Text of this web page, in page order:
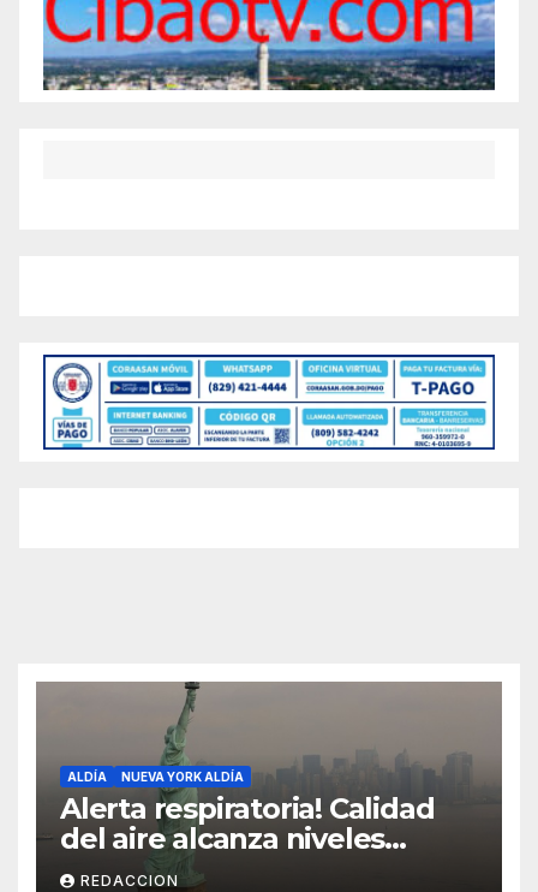
ALDÍA NUEVA YORK ALDÍA
Alerta respiratoria! Calidad
del aire alcanza niveles
peligrosos en NYC
REDACCION